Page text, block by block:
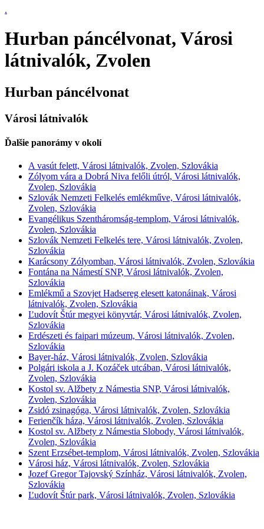
.
Hurban páncélvonat, Városi
látnivalók, Zvolen
Hurban páncélvonat
Városi látnivalók
Ďalšie panorámy v okolí
A vasút felett, Városi látnivalók, Zvolen, Szlovákia
Zólyom vára a Dobrá Niva felőli útról, Városi látnivalók,
Zvolen, Szlovákia
Szlovák Nemzeti Felkelés emlékműve, Városi látnivalók,
Zvolen, Szlovákia
Evangélikus Szentháromság-templom, Városi látnivalók,
Zvolen, Szlovákia
Szlovák Nemzeti Felkelés tere, Városi látnivalók, Zvolen,
Szlovákia
Karácsony Zólyomban, Városi látnivalók, Zvolen, Szlovákia
Fontána na Námestí SNP, Városi látnivalók, Zvolen,
Szlovákia
Emlékmű a Szovjet Hadsereg elesett katonáinak, Városi
látnivalók, Zvolen, Szlovákia
Ľudovít Štúr megyei könyvtár, Városi látnivalók, Zvolen,
Szlovákia
Erdészeti és faipari múzeum, Városi látnivalók, Zvolen,
Szlovákia
Bayer-ház, Városi látnivalók, Zvolen, Szlovákia
Polgári iskola a J. Kozáček utcában, Városi látnivalók,
Zvolen, Szlovákia
Kostol sv. Alžbety z Námestia SNP, Városi látnivalók,
Zvolen, Szlovákia
Zsidó zsinagóga, Városi látnivalók, Zvolen, Szlovákia
Ferienčík háza, Városi látnivalók, Zvolen, Szlovákia
Kostol sv. Alžbety z Námestia Slobody, Városi látnivalók,
Zvolen, Szlovákia
Szent Erzsébet-templom, Városi látnivalók, Zvolen, Szlovákia
Városi ház, Városi látnivalók, Zvolen, Szlovákia
Jozef Gregor Tajovský Színház, Városi látnivalók, Zvolen,
Szlovákia
Ľudovít Štúr park, Városi látnivalók, Zvolen, Szlovákia